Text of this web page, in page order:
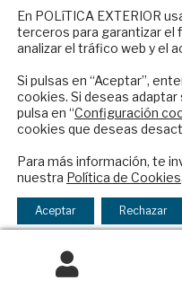
© 2026 -
Exterior. Todos los
Legal|Política de
Buscar
Financiado por el
Recuperación,
España
En POLíTICA EXTERIOR
terceros para garantizar el
analizar el tráfico web y el
Si pulsas en “Aceptar”,
cookies. Si deseas
pulsa en “Configuración
cookies que deseas
Para más información, te
nuestra Política de Cookies.
Aceptar Rechazar
Suscríbase a
reciba en su
internacional en
Checkbox
acepto
la
política
de
política de